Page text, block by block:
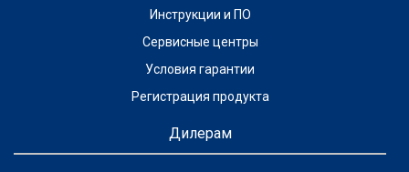
Инструкции и ПО
Сервисные центры
Условия гарантии
Регистрация продукта
Дилерам